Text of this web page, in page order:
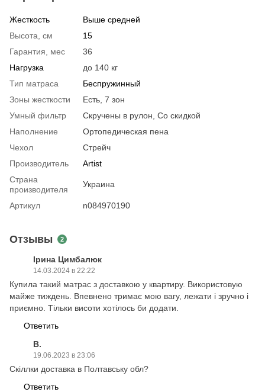
Жесткость
Выше средней
Высота, см
15
Гарантия, мес
36
Нагрузка
до 140 кг
Тип матраса
Беспружинный
Зоны жесткости
Есть, 7 зон
Умный фильтр
Скручены в рулон, Со скидкой
Наполнение
Ортопедическая пена
Чехол
Стрейч
Производитель
Artist
Страна
производителя
Украина
Артикул n084970190
Отзывы 2
Ірина Цимбалюк
14.03.2024 в 22:22
Купила такий матрас з доставкою у квартиру. Використовую
майже тиждень. Впевнено тримає мою вагу, лежати і зручно і
приємно. Тільки висоти хотілось би додати.
Ответить
В.
19.06.2023 в 23:06
Скіллки доставка в Полтавську обл?
Ответить